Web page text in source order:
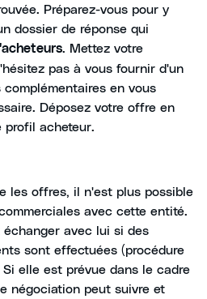
Préparez-vous pour y
dossier de réponse qui
. Mettez votre
pas à vous fournir d'un
en vous
Déposez votre offre en
profil acheteur.
les offres, il n'est plus possible
avec cette entité.
avec lui si des
sont effectuées (procédure
elle est prévue dans le cadre
négociation peut suivre et